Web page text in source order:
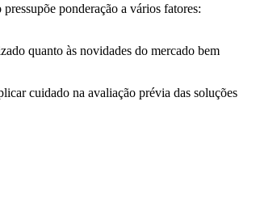
ponderação a vários fatores:
quanto às novidades do mercado bem
cuidado na avaliação prévia das soluções